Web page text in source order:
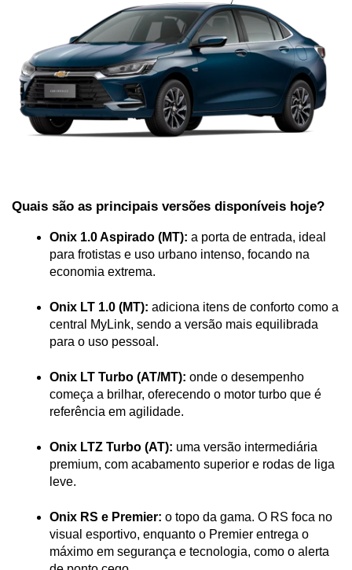
Quais são as principais versões disponíveis hoje?
Onix 1.0 Aspirado (MT): a porta de entrada, ideal
para frotistas e uso urbano intenso, focando na
economia extrema.
Onix LT 1.0 (MT): adiciona itens de conforto como a
central MyLink, sendo a versão mais equilibrada
para o uso pessoal.
Onix LT Turbo (AT/MT): onde o desempenho
começa a brilhar, oferecendo o motor turbo que é
referência em agilidade.
Onix LTZ Turbo (AT): uma versão intermediária
premium, com acabamento superior e rodas de liga
leve.
Onix RS e Premier: o topo da gama. O RS foca no
visual esportivo, enquanto o Premier entrega o
máximo em segurança e tecnologia, como o alerta